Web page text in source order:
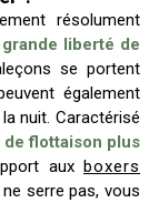
résolument
grande liberté de
se portent
également
nuit. Caractérisé
de flottaison plus
aux boxers
serre pas, vous